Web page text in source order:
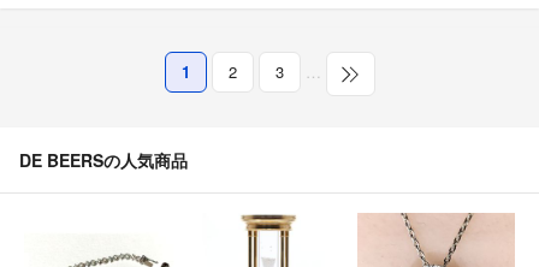
1 2 3 …
DE BEERSの人気商品